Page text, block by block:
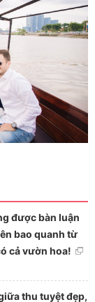
được bàn luận
bao quanh từ
cả vườn hoa!
thu tuyệt đẹp,